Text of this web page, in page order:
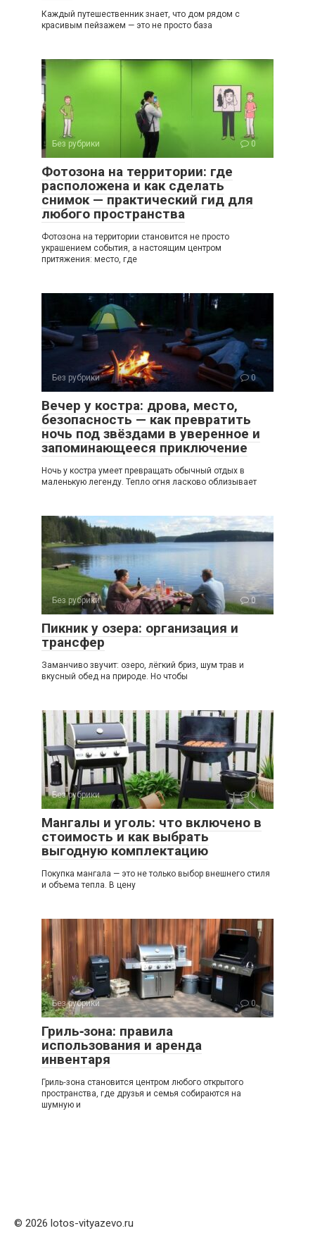
Каждый путешественник знает, что дом рядом с
красивым пейзажем — это не просто база
Без рубрики 0
Фотозона на территории: где
расположена и как сделать
снимок — практический гид для
любого пространства
Фотозона на территории становится не просто
украшением события, а настоящим центром
притяжения: место, где
Без рубрики 0
Вечер у костра: дрова, место,
безопасность — как превратить
ночь под звёздами в уверенное и
запоминающееся приключение
Ночь у костра умеет превращать обычный отдых в
маленькую легенду. Тепло огня ласково облизывает
Без рубрики 0
Пикник у озера: организация и
трансфер
Заманчиво звучит: озеро, лёгкий бриз, шум трав и
вкусный обед на природе. Но чтобы
Без рубрики 0
Мангалы и уголь: что включено в
стоимость и как выбрать
выгодную комплектацию
Покупка мангала — это не только выбор внешнего стиля
и объема тепла. В цену
Без рубрики 0
Гриль‑зона: правила
использования и аренда
инвентаря
Гриль‑зона становится центром любого открытого
пространства, где друзья и семья собираются на
шумную и
© 2026 lotos-vityazevo.ru